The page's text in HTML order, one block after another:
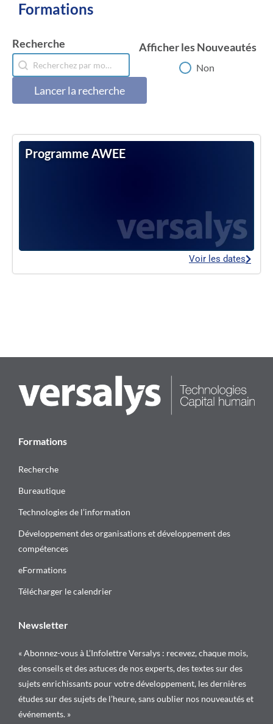
Formations
Recherche
Recherche
Recherche
Afficher les Nouveautés
Afficher les Nouveautés
Non
Lancer la recherche
Programme AWEE
Voir les dates
Formations
Recherche
Bureautique
Technologies de l’information
Développement des organisations et développement des
compétences
eFormations
Télécharger le calendrier
Newsletter
« Abonnez-vous à L’Infolettre Versalys : recevez, chaque mois,
des conseils et des astuces de nos experts, des textes sur des
sujets enrichissants pour votre développement, les dernières
études sur des sujets de l’heure, sans oublier nos nouveautés et
événements. »